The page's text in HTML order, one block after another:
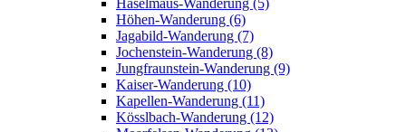
Haselmaus-Wanderung (5)
Höhen-Wanderung (6)
Jagabild-Wanderung (7)
Jochenstein-Wanderung (8)
Jungfraunstein-Wanderung (9)
Kaiser-Wanderung (10)
Kapellen-Wanderung (11)
Kösslbach-Wanderung (12)